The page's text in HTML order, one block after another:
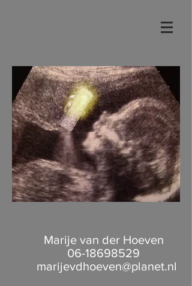
Marije van der Hoeven
06-18698529
marijevdhoeven@planet.nl